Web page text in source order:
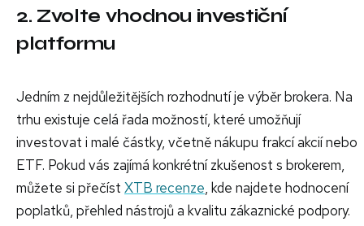
2. Zvolte vhodnou investiční
platformu
Jedním z nejdůležitějších rozhodnutí je výběr brokera. Na
trhu existuje celá řada možností, které umožňují
investovat i malé částky, včetně nákupu frakcí akcií nebo
ETF. Pokud vás zajímá konkrétní zkušenost s brokerem,
můžete si přečíst XTB recenze, kde najdete hodnocení
poplatků, přehled nástrojů a kvalitu zákaznické podpory.